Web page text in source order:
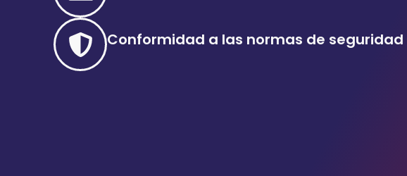
Conformidad a las normas de seguridad